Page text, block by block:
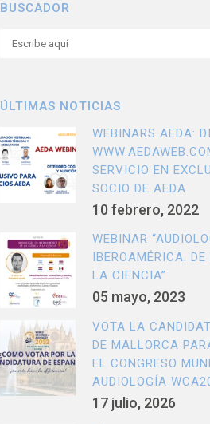
BUSCADOR
ÚLTIMAS NOTICIAS
WEBINARS AEDA:
SERVICIO EN
SOCIO DE AEDA
10 febrero, 2022
WEBINAR
IBEROAMÉRICA.
LA CIENCIA”
05 mayo, 2023
VOTA LA
DE MALLORCA
EL CONGRESO
AUDIOLOGÍA
17 julio, 2026